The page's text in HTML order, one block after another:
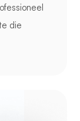
die